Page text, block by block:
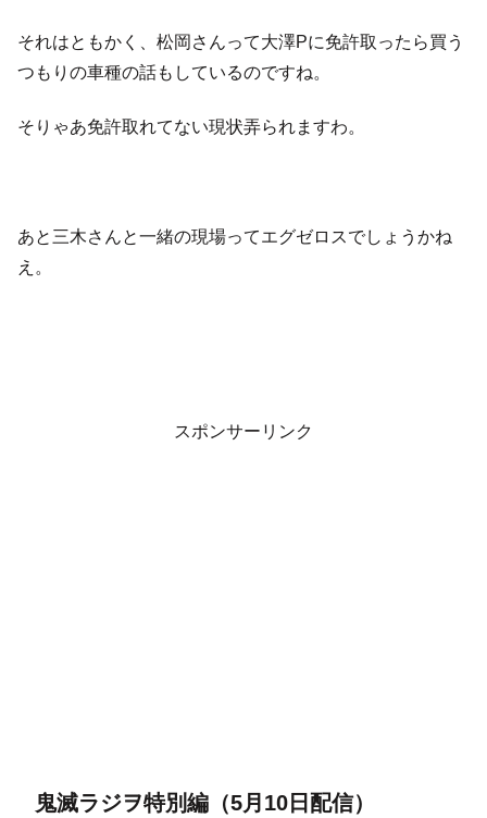
それはともかく、松岡さんって大澤Pに免許取ったら買う
つもりの車種の話もしているのですね。
そりゃあ免許取れてない現状弄られますわ。
あと三木さんと一緒の現場ってエグゼロスでしょうかね
え。
スポンサーリンク
鬼滅ラジヲ特別編（5月10日配信）